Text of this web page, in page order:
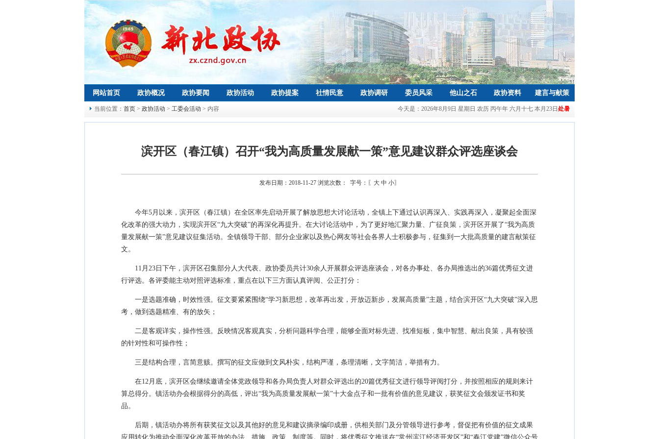
网站首页 政协概况 政协要闻 政协活动 政协提案 社情民意 政协调研 委员风采 他山之石 政协资料 建言与献策
当前位置： 首页 > 政协活动 > 工委会活动 > 内容 今天是： 2026年8月9日 星期日 农历 丙午年 六月十七 本月23日 处暑
滨开区（春江镇）召开“我为高质量发展献一策”意见建议群众评选座谈会
发布日期：2018-11-27 浏览次数： 字号：〖 大 中 小〗
今年5月以来，滨开区（春江镇）在全区率先启动开展了解放思想大讨论活动，全镇上下通过认识再深入、实践再深入，凝聚起全面深
化改革的强大动力，实现滨开区“九大突破”的再深化再提升。在大讨论活动中，为了更好地汇聚力量、广征良策，滨开区开展了“我为高质
量发展献一策”意见建议征集活动。全镇领导干部、部分企业家以及热心网友等社会各界人士积极参与，征集到一大批高质量的建言献策征
文。
11月23日下午，滨开区召集部分人大代表、政协委员共计30余人开展群众评选座谈会，对各办事处、各办局推选出的36篇优秀征文进
行评选。各评委能主动对照评选标准，重点在以下三方面认真评阅、公正打分：
一是选题准确，时效性强。征文要紧紧围绕“学习新思想，改革再出发，开放迈新步，发展高质量”主题，结合滨开区“九大突破”深入思
考，做到选题精准、有的放矢；
二是客观详实，操作性强。反映情况客观真实，分析问题科学合理，能够全面对标先进、找准短板，集中智慧、献出良策，具有较强
的针对性和可操作性；
三是结构合理，言简意赅。撰写的征文应做到文风朴实，结构严谨，条理清晰，文字简洁，举措有力。
在12月底，滨开区会继续邀请全体党政领导和各办局负责人对群众评选出的20篇优秀征文进行领导评阅打分，并按照相应的规则来计
算总得分。镇活动办会根据得分的高低，评出“我为高质量发展献一策”十大金点子和一批有价值的意见建议，获奖征文会颁发证书和奖
品。
后期，镇活动办将所有获奖征文以及其他好的意见和建议摘录编印成册，供相关部门及分管领导进行参考，督促把有价值的征文成果
应用转化为推动全面深化改革开放的办法、措施、政策、制度等。同时，将优秀征文推送在“常州滨江经济开发区”和“春江党建”微信公众号